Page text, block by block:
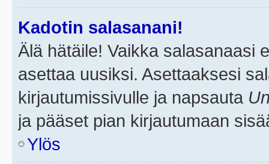
Kadotin salasanani!
Älä hätäile! Vaikka salasanaasi
asettaa uusiksi. Asettaaksesi
kirjautumissivulle ja napsauta
ja pääset pian kirjautumaan
Ylös